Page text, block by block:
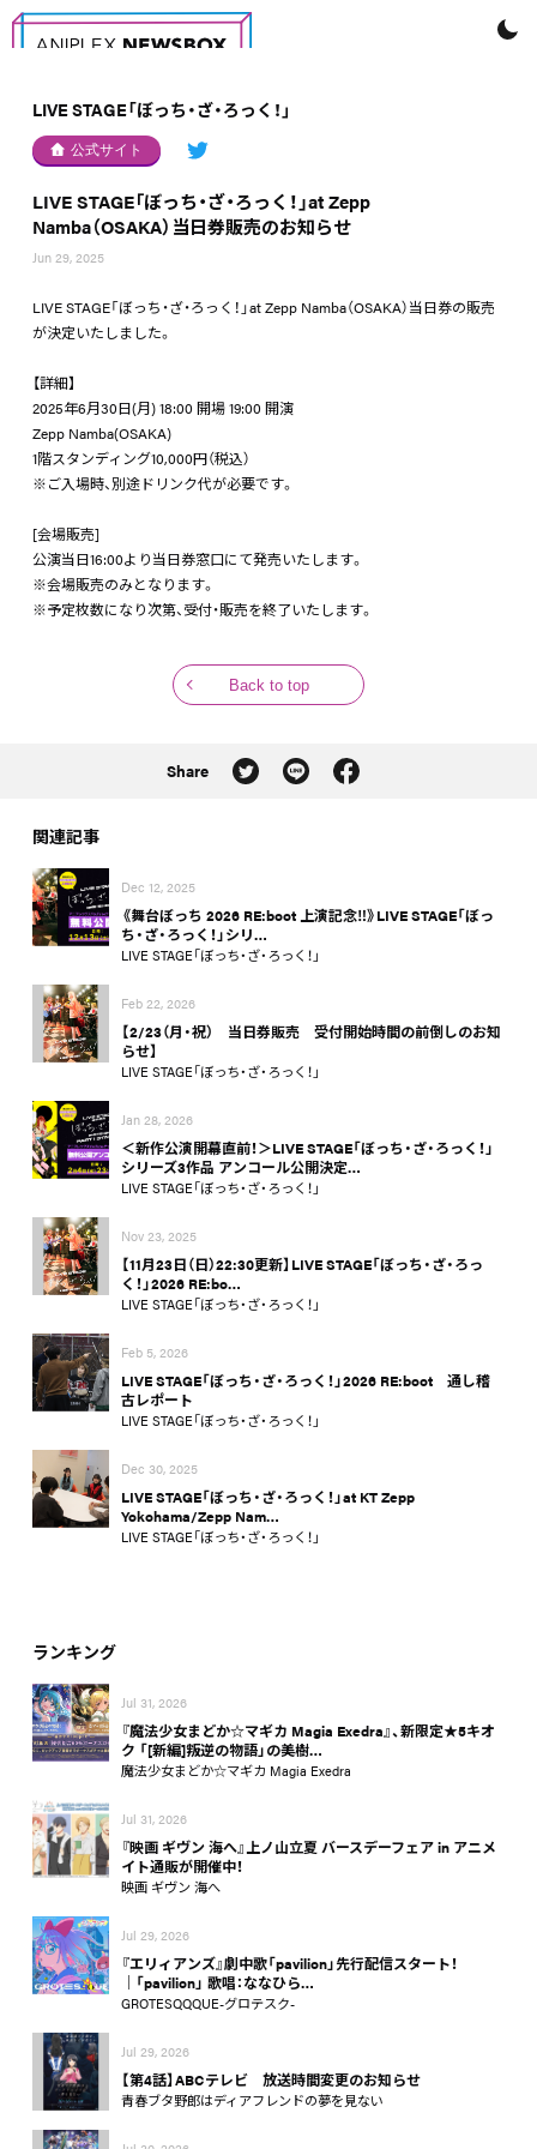
LIVE STAGE「ぼっち・ざ・ろっく！」
公式サイト
LIVE STAGE「ぼっち・ざ・ろっく！」at Zepp
Namba（OSAKA）当日券販売のお知らせ
Jun 29, 2025
LIVE STAGE「ぼっち・ざ・ろっく！」at Zepp Namba（OSAKA）当日券の販売
が決定いたしました。
【詳細】
2025年6月30日(月) 18:00 開場 19:00 開演
Zepp Namba(OSAKA)
1階スタンディング10,000円（税込）
※ご入場時、別途ドリンク代が必要です。
[会場販売]
公演当日16:00より当日券窓口にて発売いたします。
※会場販売のみとなります。
※予定枚数になり次第、受付・販売を終了いたします。
Back to top
Share
関連記事
Dec 12, 2025
《舞台ぼっち 2026 RE:boot 上演記念‼》LIVE STAGE「ぼっ
ち・ざ・ろっく！」シリ…
LIVE STAGE「ぼっち・ざ・ろっく！」
Feb 22, 2026
【2/23（月・祝） 当日券販売 受付開始時間の前倒しのお知
らせ】
LIVE STAGE「ぼっち・ざ・ろっく！」
Jan 28, 2026
＜新作公演開幕直前！＞LIVE STAGE「ぼっち・ざ・ろっく！」
シリーズ3作品 アンコール公開決定…
LIVE STAGE「ぼっち・ざ・ろっく！」
Nov 23, 2025
【11月23日（日）22:30更新】LIVE STAGE「ぼっち・ざ・ろっ
く！」2026 RE:bo…
LIVE STAGE「ぼっち・ざ・ろっく！」
Feb 5, 2026
LIVE STAGE「ぼっち・ざ・ろっく！」2026 RE:boot 通し稽
古レポート
LIVE STAGE「ぼっち・ざ・ろっく！」
Dec 30, 2025
LIVE STAGE「ぼっち・ざ・ろっく！」at KT Zepp
Yokohama/Zepp Nam…
LIVE STAGE「ぼっち・ざ・ろっく！」
ランキング
Jul 31, 2026
『魔法少女まどか☆マギカ Magia Exedra』、新限定★5キオ
ク 「[新編]叛逆の物語」の美樹…
魔法少女まどか☆マギカ Magia Exedra
Jul 31, 2026
『映画 ギヴン 海へ』上ノ山立夏 バースデーフェア in アニメ
イト通販が開催中！
映画 ギヴン 海へ
Jul 29, 2026
『エリィアンズ』劇中歌「pavilion」先行配信スタート！
│「pavilion」 歌唱：ななひら…
GROTESQQQUE-グロテスク-
Jul 29, 2026
【第4話】ABCテレビ 放送時間変更のお知らせ
青春ブタ野郎はディアフレンドの夢を見ない